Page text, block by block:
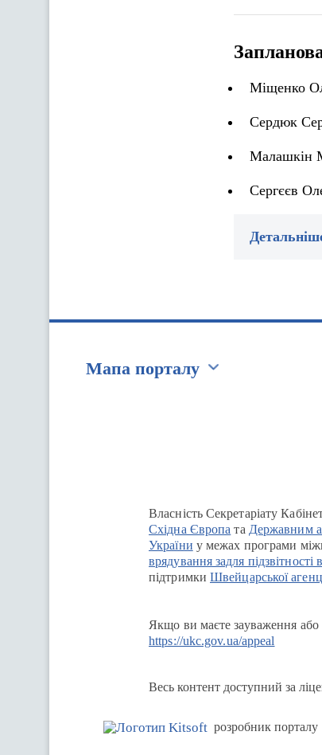
Міщенко
Сердюк
Малашкін
Сергєєв
Мапа порталу
Власність Секретаріату
Східна Європа та Державним
України у межах програми
врядування задля
підтримки Швейцарської
Якщо ви маєте зауваження або
https://ukc.gov.ua/appeal
Весь контент доступний за
розробник порталу